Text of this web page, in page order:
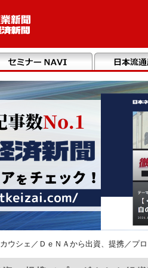
カウシェ／ＤｅＮＡから出資、提携／プ